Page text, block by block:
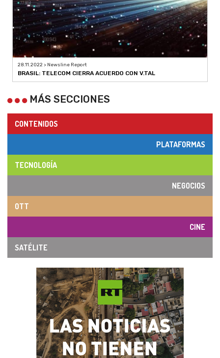
28.11.2022 > Newsline Report
BRASIL: TELECOM CIERRA ACUERDO CON V.TAL
MÁS SECCIONES
CONTENIDOS
PLATAFORMAS
TECNOLOGÍA
NEGOCIOS
OTT
CINE
SATÉLITE